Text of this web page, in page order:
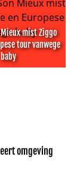
mist Ziggo
tour vanwege
baby
omgeving